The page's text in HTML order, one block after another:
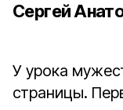
Сергей
У урока
страницы.